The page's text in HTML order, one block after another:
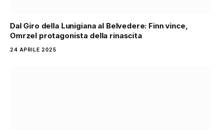
Dal Giro della Lunigiana al Belvedere: Finn vince,
Omrzel protagonista della rinascita
24 APRILE 2025